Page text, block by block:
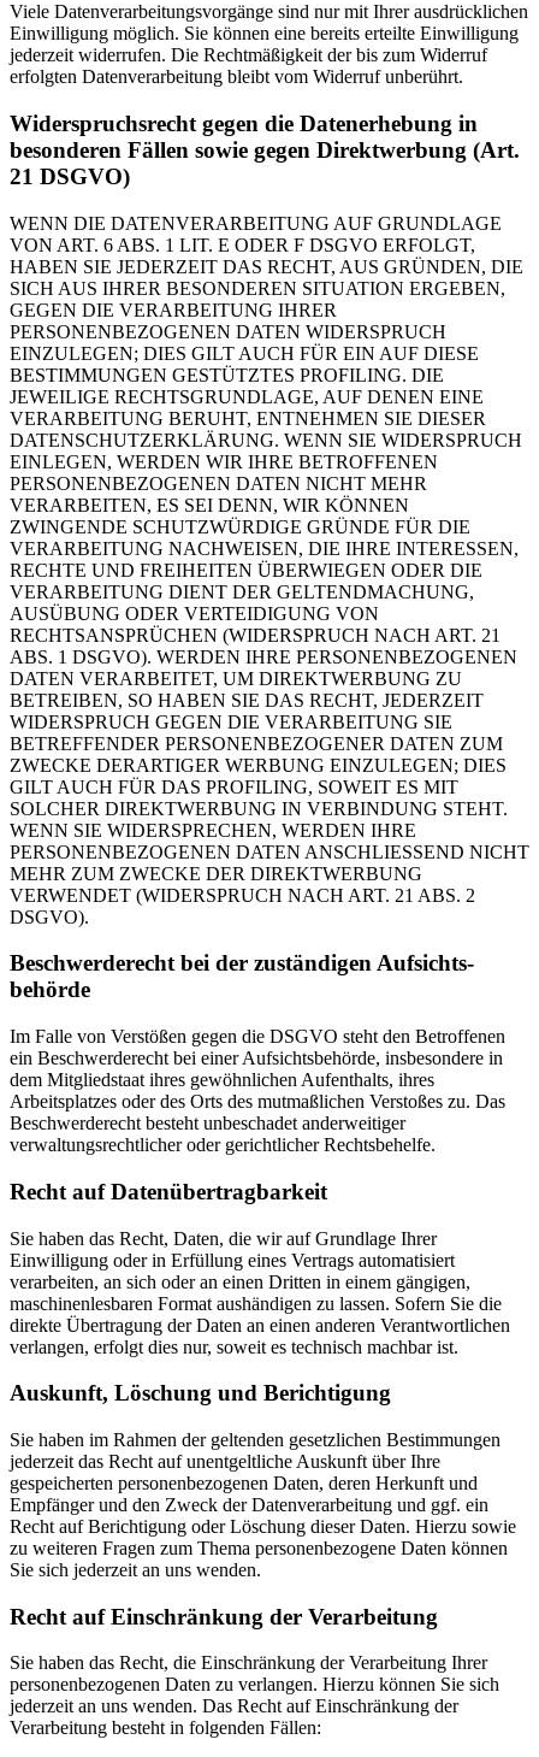
Viele Datenverarbeitungsvorgänge sind nur mit Ihrer ausdrücklichen
Einwilligung möglich. Sie können eine bereits erteilte Einwilligung
jederzeit widerrufen. Die Rechtmäßigkeit der bis zum Widerruf
erfolgten Datenverarbeitung bleibt vom Widerruf unberührt.
Widerspruchsrecht gegen die Datenerhebung in
besonderen Fällen sowie gegen Direktwerbung (Art.
21 DSGVO)
WENN DIE DATENVERARBEITUNG AUF GRUNDLAGE
VON ART. 6 ABS. 1 LIT. E ODER F DSGVO ERFOLGT,
HABEN SIE JEDERZEIT DAS RECHT, AUS GRÜNDEN, DIE
SICH AUS IHRER BESONDEREN SITUATION ERGEBEN,
GEGEN DIE VERARBEITUNG IHRER
PERSONENBEZOGENEN DATEN WIDERSPRUCH
EINZULEGEN; DIES GILT AUCH FÜR EIN AUF DIESE
BESTIMMUNGEN GESTÜTZTES PROFILING. DIE
JEWEILIGE RECHTSGRUNDLAGE, AUF DENEN EINE
VERARBEITUNG BERUHT, ENTNEHMEN SIE DIESER
DATENSCHUTZERKLÄRUNG. WENN SIE WIDERSPRUCH
EINLEGEN, WERDEN WIR IHRE BETROFFENEN
PERSONENBEZOGENEN DATEN NICHT MEHR
VERARBEITEN, ES SEI DENN, WIR KÖNNEN
ZWINGENDE SCHUTZWÜRDIGE GRÜNDE FÜR DIE
VERARBEITUNG NACHWEISEN, DIE IHRE INTERESSEN,
RECHTE UND FREIHEITEN ÜBERWIEGEN ODER DIE
VERARBEITUNG DIENT DER GELTENDMACHUNG,
AUSÜBUNG ODER VERTEIDIGUNG VON
RECHTSANSPRÜCHEN (WIDERSPRUCH NACH ART. 21
ABS. 1 DSGVO). WERDEN IHRE PERSONENBEZOGENEN
DATEN VERARBEITET, UM DIREKTWERBUNG ZU
BETREIBEN, SO HABEN SIE DAS RECHT, JEDERZEIT
WIDERSPRUCH GEGEN DIE VERARBEITUNG SIE
BETREFFENDER PERSONENBEZOGENER DATEN ZUM
ZWECKE DERARTIGER WERBUNG EINZULEGEN; DIES
GILT AUCH FÜR DAS PROFILING, SOWEIT ES MIT
SOLCHER DIREKTWERBUNG IN VERBINDUNG STEHT.
WENN SIE WIDERSPRECHEN, WERDEN IHRE
PERSONENBEZOGENEN DATEN ANSCHLIESSEND NICHT
MEHR ZUM ZWECKE DER DIREKTWERBUNG
VERWENDET (WIDERSPRUCH NACH ART. 21 ABS. 2
DSGVO).
Beschwerde­recht bei der zuständigen Aufsichts­
behörde
Im Falle von Verstößen gegen die DSGVO steht den Betroffenen
ein Beschwerderecht bei einer Aufsichtsbehörde, insbesondere in
dem Mitgliedstaat ihres gewöhnlichen Aufenthalts, ihres
Arbeitsplatzes oder des Orts des mutmaßlichen Verstoßes zu. Das
Beschwerderecht besteht unbeschadet anderweitiger
verwaltungsrechtlicher oder gerichtlicher Rechtsbehelfe.
Recht auf Daten­übertrag­barkeit
Sie haben das Recht, Daten, die wir auf Grundlage Ihrer
Einwilligung oder in Erfüllung eines Vertrags automatisiert
verarbeiten, an sich oder an einen Dritten in einem gängigen,
maschinenlesbaren Format aushändigen zu lassen. Sofern Sie die
direkte Übertragung der Daten an einen anderen Verantwortlichen
verlangen, erfolgt dies nur, soweit es technisch machbar ist.
Auskunft, Löschung und Berichtigung
Sie haben im Rahmen der geltenden gesetzlichen Bestimmungen
jederzeit das Recht auf unentgeltliche Auskunft über Ihre
gespeicherten personenbezogenen Daten, deren Herkunft und
Empfänger und den Zweck der Datenverarbeitung und ggf. ein
Recht auf Berichtigung oder Löschung dieser Daten. Hierzu sowie
zu weiteren Fragen zum Thema personenbezogene Daten können
Sie sich jederzeit an uns wenden.
Recht auf Einschränkung der Verarbeitung
Sie haben das Recht, die Einschränkung der Verarbeitung Ihrer
personenbezogenen Daten zu verlangen. Hierzu können Sie sich
jederzeit an uns wenden. Das Recht auf Einschränkung der
Verarbeitung besteht in folgenden Fällen: